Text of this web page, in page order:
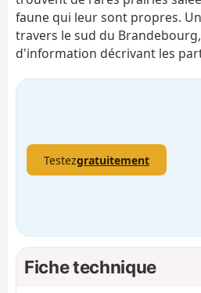
faune qui leur sont propres.
travers le sud du
d'information décrivant les
Testezgratuitement
Fiche technique